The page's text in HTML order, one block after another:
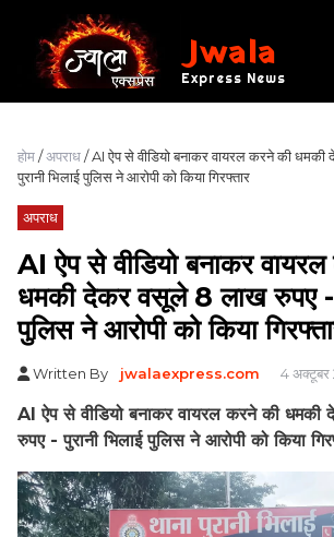
Jwala
Express News
होम/अपराध/ AI ऐप से वीडियो बनाकर वायरल करने की
पुरानी भिलाई पुलिस ने आरोपी को किया गिरफ्तार
अपराध
AI ऐप से वीडियो बनाकर
धमकी देकर वसूले 8 लाख रुपए -
पुलिस ने आरोपी को किया
Written By jwalaexpress.com 4
AI ऐप से वीडियो बनाकर वायरल करने की
रुपए - पुरानी भिलाई पुलिस ने आरोपी को किया